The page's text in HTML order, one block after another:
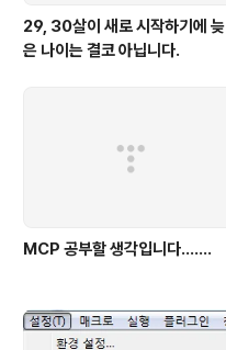
29, 30살이 새로 시작하기에 늦
은 나이는 결코 아닙니다.
MCP 공부할 생각입니다.......